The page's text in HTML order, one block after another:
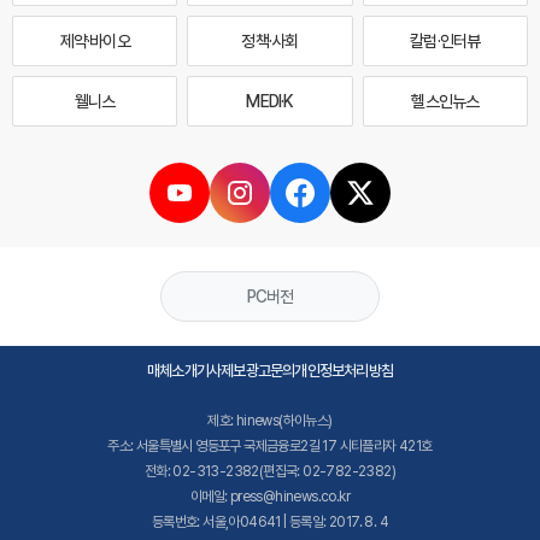
제약·바이오 정책·사회 칼럼·인터뷰
웰니스 MEDI·K 헬스인뉴스
PC버전
매체소개기사제보광고문의개인정보처리방침
제호: hinews(하이뉴스)
주소: 서울특별시 영등포구 국제금융로2길 17 시티플라자 421호
전화: 02-313-2382(편집국: 02-782-2382)
이메일: press@hinews.co.kr
등록번호: 서울,아04641 | 등록일: 2017. 8. 4